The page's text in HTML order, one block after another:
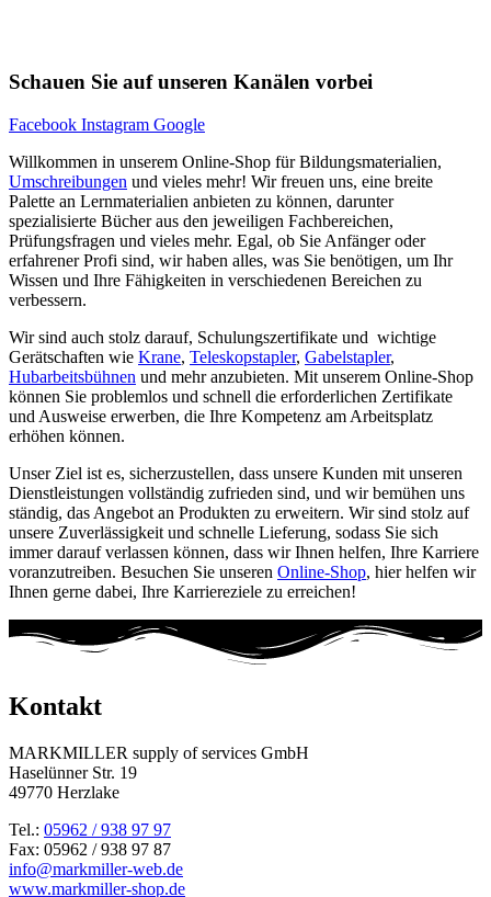
Schauen Sie auf unseren Kanälen vorbei
Facebook Instagram Google
Willkommen in unserem Online-Shop für Bildungsmaterialien,
Umschreibungen und vieles mehr! Wir freuen uns, eine breite
Palette an Lernmaterialien anbieten zu können, darunter
spezialisierte Bücher aus den jeweiligen Fachbereichen,
Prüfungsfragen und vieles mehr. Egal, ob Sie Anfänger oder
erfahrener Profi sind, wir haben alles, was Sie benötigen, um Ihr
Wissen und Ihre Fähigkeiten in verschiedenen Bereichen zu
verbessern.
Wir sind auch stolz darauf, Schulungszertifikate und wichtige
Gerätschaften wie Krane, Teleskopstapler, Gabelstapler,
Hubarbeitsbühnen und mehr anzubieten. Mit unserem Online-Shop
können Sie problemlos und schnell die erforderlichen Zertifikate
und Ausweise erwerben, die Ihre Kompetenz am Arbeitsplatz
erhöhen können.
Unser Ziel ist es, sicherzustellen, dass unsere Kunden mit unseren
Dienstleistungen vollständig zufrieden sind, und wir bemühen uns
ständig, das Angebot an Produkten zu erweitern. Wir sind stolz auf
unsere Zuverlässigkeit und schnelle Lieferung, sodass Sie sich
immer darauf verlassen können, dass wir Ihnen helfen, Ihre Karriere
voranzutreiben. Besuchen Sie unseren Online-Shop, hier helfen wir
Ihnen gerne dabei, Ihre Karriereziele zu erreichen!
Kontakt
MARKMILLER supply of services GmbH
Haselünner Str. 19
49770 Herzlake
Tel.: 05962 / 938 97 97
Fax: 05962 / 938 97 87
info@markmiller-web.de
www.markmiller-shop.de